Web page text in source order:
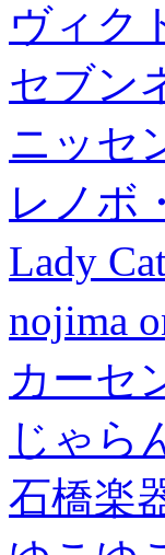
ヴィク
セブン
ニッセ
レノボ
Lady
nojima
カーセ
じゃら
石橋楽